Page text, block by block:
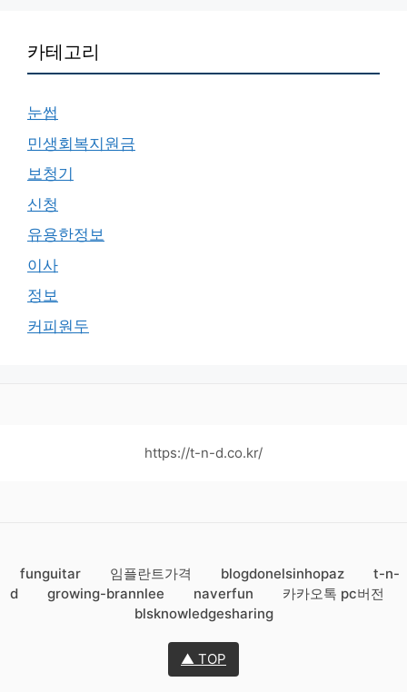
카테고리
눈썹
민생회복지원금
보청기
신청
유용한정보
이사
정보
커피원두
https://t-n-d.co.kr/
funguitar 임플란트가격 blogdonelsinhopaz
t-n-
d
growing-brannlee naverfun
카카오톡 pc버전
blsknowledgesharing
▲ TOP